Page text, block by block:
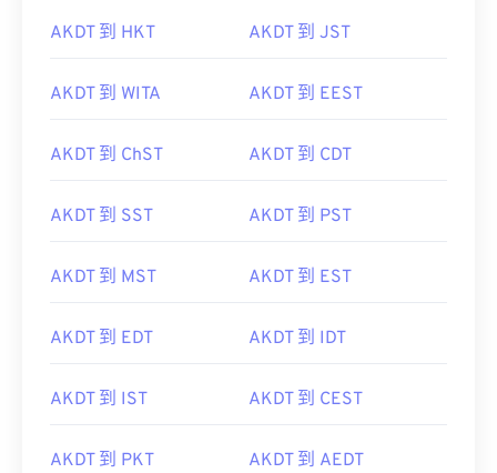
AKDT 到 HKT AKDT 到 JST
AKDT 到 WITA AKDT 到 EEST
AKDT 到 ChST AKDT 到 CDT
AKDT 到 SST AKDT 到 PST
AKDT 到 MST AKDT 到 EST
AKDT 到 EDT AKDT 到 IDT
AKDT 到 IST AKDT 到 CEST
AKDT 到 PKT AKDT 到 AEDT